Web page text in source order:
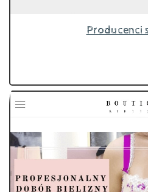
Producenci